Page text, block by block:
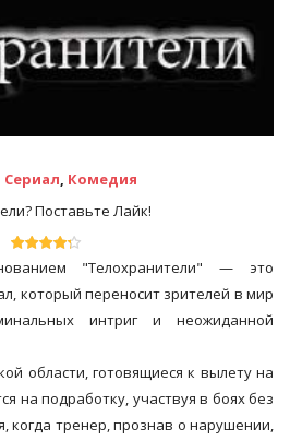
Сериал, Комедия
Поставьте Лайк!
"Телохранители" — это
который переносит зрителей в мир
интриг и неожиданной
области, готовящиеся к вылету на
на подработку, участвуя в боях без
когда тренер, прознав о нарушении,